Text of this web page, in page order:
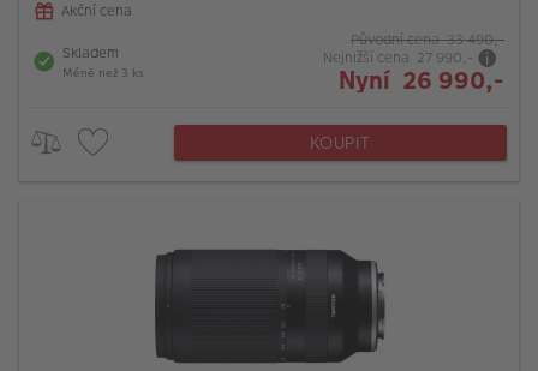
Akční cena
Skladem
Méně než 3 ks
Původní cena 33 490,-
Nejnižší cena 27 990,-
Nyní 26 990,-
KOUPIT